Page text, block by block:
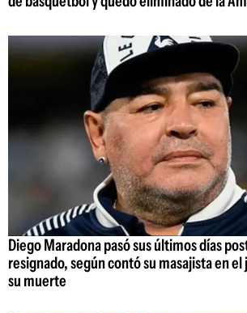
Diego Maradona pasó sus últimos días
resignado, según contó su masajista en
su muerte